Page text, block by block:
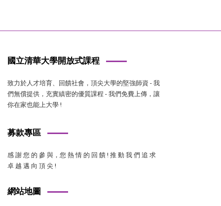
國立清華大學開放式課程
致力於人才培育、回饋社會，頂尖大學的堅強師資 - 我
們無償提供，充實縝密的優質課程 - 我們免費上傳，讓
你在家也能上大學 !
募款專區
感 謝 您 的 參 與，您 熱 情 的 回 饋 ! 推 動 我 們 追 求
卓 越 邁 向 頂 尖 !
網站地圖